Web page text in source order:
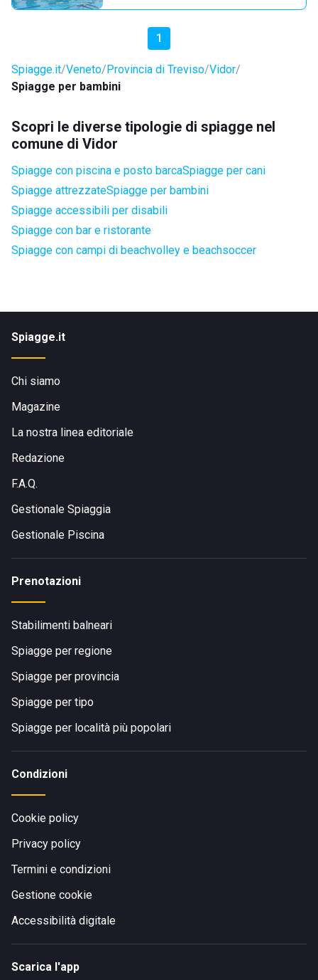
1
Spiagge.it Veneto Provincia di Treviso Vidor
Spiagge per bambini
Scopri le diverse tipologie di spiagge nel
comune di Vidor
Spiagge con piscina e posto barcaSpiagge per cani
Spiagge attrezzateSpiagge per bambini
Spiagge accessibili per disabili
Spiagge con bar e ristorante
Spiagge con campi di beachvolley e beachsoccer
Spiagge.it
Chi siamo
Magazine
La nostra linea editoriale
Redazione
F.A.Q.
Gestionale Spiaggia
Gestionale Piscina
Prenotazioni
Stabilimenti balneari
Spiagge per regione
Spiagge per provincia
Spiagge per tipo
Spiagge per località più popolari
Condizioni
Cookie policy
Privacy policy
Termini e condizioni
Gestione cookie
Accessibilità digitale
Scarica l'app